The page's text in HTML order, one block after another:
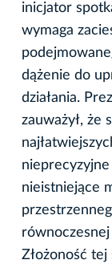
inicjator
wymaga
dążenie do
działania.
zauważył, że
nieistniejące
Złożoność